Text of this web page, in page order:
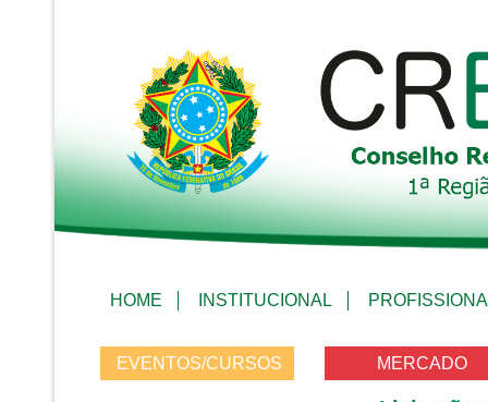
HOME INSTITUCIONAL
EVENTOS/CURSOS MERCADO